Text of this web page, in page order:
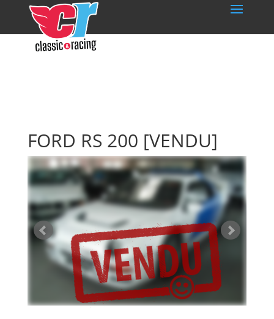
FORD RS 200 [VENDU]